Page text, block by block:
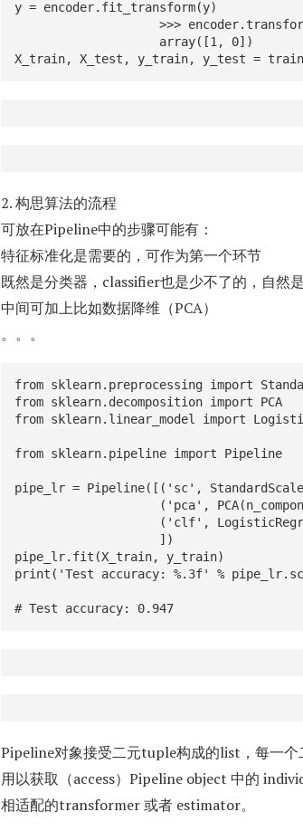
y = encoder.fit_transform(y)
X_train, X_test, y_train, y_test =
2. 构思算法的流程
可放在Pipeline中的步骤可能有：
特征标准化是需要的，可作为第一个环节
既然是分类器，classifier也是少不了的，自然
中间可加上比如数据降维（PCA）
。。。
from sklearn.preprocessing import
from sklearn.decomposition import PCA
from sklearn.linear_model import
from sklearn.pipeline import Pipeline
pipe_lr = Pipeline([('sc',
pipe_lr.fit(X_train, y_train)
print('Test accuracy: %.3f' %
# Test accuracy: 0.947
Pipeline对象接受二元tuple构成的list，每一
用以获取（access）Pipeline object 中的
相适配的transformer 或者 estimator。